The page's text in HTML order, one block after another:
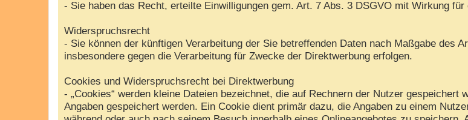
- Sie haben das Recht, erteilte Einwilligungen gem. Art. 7 Abs. 3 DSGVO mit Wirkung
Widerspruchsrecht
- Sie können der künftigen Verarbeitung der Sie betreffenden Daten nach Maßgabe des
insbesondere gegen die Verarbeitung für Zwecke der Direktwerbung erfolgen.
Cookies und Widerspruchsrecht bei Direktwerbung
- „Cookies“ werden kleine Dateien bezeichnet, die auf Rechnern der Nutzer
Angaben gespeichert werden. Ein Cookie dient primär dazu, die Angaben zu einem